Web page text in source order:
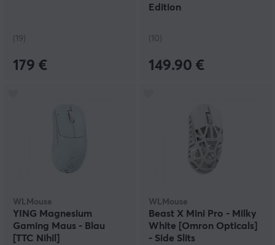
(19)
179 €
Edition
(10)
149.90 €
WLMouse
YING Magnesium
Gaming Maus - Blau
[TTC Nihil]
WLMouse
Beast X Mini Pro - Milky
White [Omron Opticals]
- Side Slits